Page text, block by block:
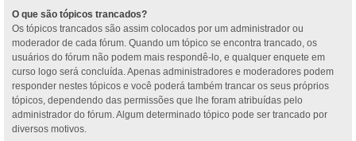
O que são tópicos trancados?
Os tópicos trancados são assim colocados por um administrador ou
moderador de cada fórum. Quando um tópico se encontra trancado, os
usuários do fórum não podem mais respondê-lo, e qualquer enquete em
curso logo será concluída. Apenas administradores e moderadores podem
responder nestes tópicos e você poderá também trancar os seus próprios
tópicos, dependendo das permissões que lhe foram atribuídas pelo
administrador do fórum. Algum determinado tópico pode ser trancado por
diversos motivos.